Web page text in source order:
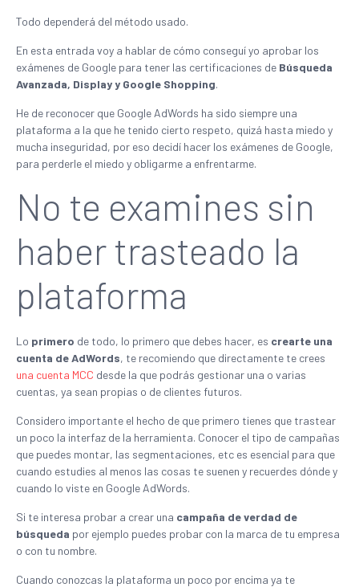
Todo dependerá del método usado.
En esta entrada voy a hablar de cómo conseguí yo aprobar los
exámenes de Google para tener las certificaciones de Búsqueda
Avanzada, Display y Google Shopping.
He de reconocer que Google AdWords ha sido siempre una
plataforma a la que he tenido cierto respeto, quizá hasta miedo y
mucha inseguridad, por eso decidí hacer los exámenes de Google,
para perderle el miedo y obligarme a enfrentarme.
No te examines sin
haber trasteado la
plataforma
Lo primero de todo, lo primero que debes hacer, es crearte una
cuenta de AdWords, te recomiendo que directamente te crees
una cuenta MCC desde la que podrás gestionar una o varias
cuentas, ya sean propias o de clientes futuros.
Considero importante el hecho de que primero tienes que trastear
un poco la interfaz de la herramienta. Conocer el tipo de campañas
que puedes montar, las segmentaciones, etc es esencial para que
cuando estudies al menos las cosas te suenen y recuerdes dónde y
cuando lo viste en Google AdWords.
Si te interesa probar a crear una campaña de verdad de
búsqueda por ejemplo puedes probar con la marca de tu empresa
o con tu nombre.
Cuando conozcas la plataforma un poco por encima ya te